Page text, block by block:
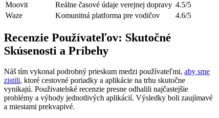
Moovit
Reálne časové údaje verejnej dopravy 4.5/5
Waze
Komunitná platforma pre vodičov 4.6/5
Recenzie Používateľov: Skutočné
Skúsenosti a Príbehy
Náš tím vykonal podrobný prieskum medzi používateľmi, aby sme
zistili, ktoré cestovné poriadky a aplikácie na trhu skutočne
vynikajú. Použivatelské recenzie presne odhalili najčastejšie
problémy a výhody jednotlivých aplikácií. Výsledky boli zaujímavé
a miestami prekvapivé.